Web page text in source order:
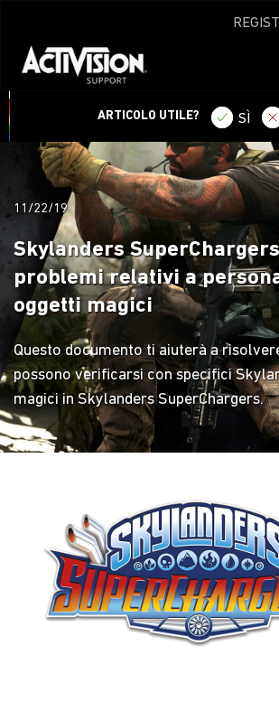
ARTICOLO UTILE? SÌ
11/22/19
Skylanders
problemi relativi a
oggetti magici
Questo documento ti aiuterà a
possono verificarsi con specifici
magici in Skylanders SuperChargers.